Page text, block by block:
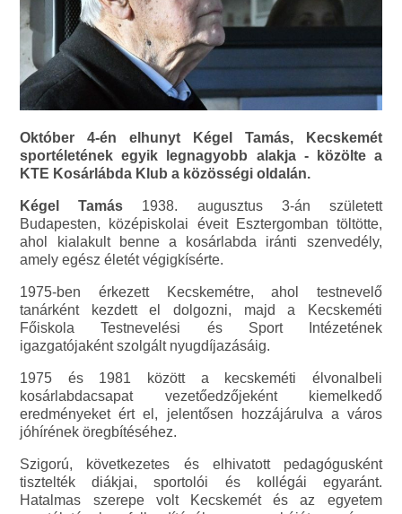
Október 4-én elhunyt Kégel Tamás, Kecskemét
sportéletének egyik legnagyobb alakja - közölte a
KTE Kosárlábda Klub a közösségi oldalán.
Kégel Tamás 1938. augusztus 3-án született
Budapesten, középiskolai éveit Esztergomban töltötte,
ahol kialakult benne a kosárlabda iránti szenvedély,
amely egész életét végigkísérte.
1975-ben érkezett Kecskemétre, ahol testnevelő
tanárként kezdett el dolgozni, majd a Kecskeméti
Főiskola Testnevelési és Sport Intézetének
igazgatójaként szolgált nyugdíjazásáig.
1975 és 1981 között a kecskeméti élvonalbeli
kosárlabdacsapat vezetőedzőjeként kiemelkedő
eredményeket ért el, jelentősen hozzájárulva a város
jóhírének öregbítéséhez.
Szigorú, következetes és elhivatott pedagógusként
tisztelték diákjai, sportolói és kollégái egyaránt.
Hatalmas szerepe volt Kecskemét és az egyetem